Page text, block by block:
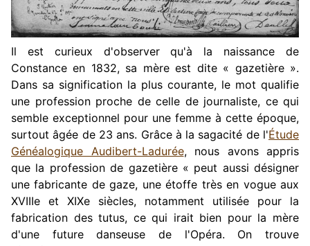
Il est curieux d'observer qu'à la naissance de
Constance en 1832, sa mère est dite « gazetière ».
Dans sa signification la plus courante, le mot qualifie
une profession proche de celle de journaliste, ce qui
semble exceptionnel pour une femme à cette époque,
surtout âgée de 23 ans. Grâce à la sagacité de l'Étude
Généalogique Audibert-Ladurée, nous avons appris
que la profession de gazetière « peut aussi désigner
une fabricante de gaze, une étoffe très en vogue aux
XVIIIe et XIXe siècles, notamment utilisée pour la
fabrication des tutus, ce qui irait bien pour la mère
d'une future danseuse de l'Opéra. On trouve